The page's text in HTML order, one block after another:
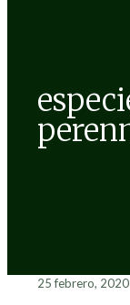
25 febrero, 2020